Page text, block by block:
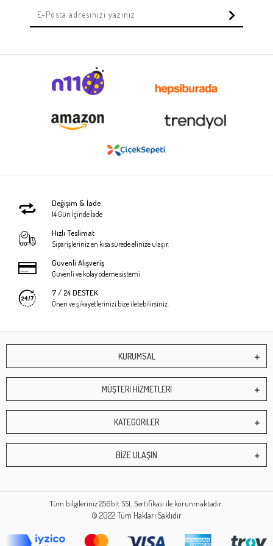
Değişim & İade
14 Gün İçinde İade
Hızlı Teslimat
Siparişleriniz en kısa sürede elinize ulaşır.
Güvenli Alışveriş
Güvenli ve kolay ödeme sistemi
7 / 24 DESTEK
Öneri ve şikayetlerinizi bize iletebilirsiniz.
KURUMSAL
MÜŞTERİ HİZMETLERİ
KATEGORİLER
BİZE ULAŞIN
Tüm bilgileriniz 256bit SSL Sertifikası ile korunmaktadır.
© 2022Tüm Hakları Saklıdır